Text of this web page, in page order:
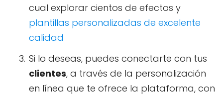
cual explorar cientos de efectos y
plantillas personalizadas de excelente
calidad
Si lo deseas, puedes conectarte con tus
clientes, a través de la personalización
en línea que te ofrece la plataforma, con